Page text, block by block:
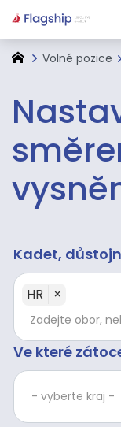
Volné pozice
Kadet,
HR ×
Ve které